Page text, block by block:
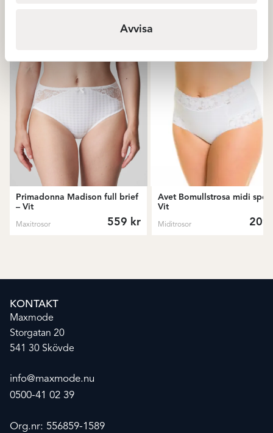
Avvisa
Primadonna Madison full brief
– Vit
Maxitrosor 559 kr
Avet Bomullstrosa midi
Vit
Miditrosor 209
KONTAKT
Maxmode
Storgatan 20
541 30 Skövde
info@maxmode.nu
0500-41 02 39
Org.nr: 556859-1589